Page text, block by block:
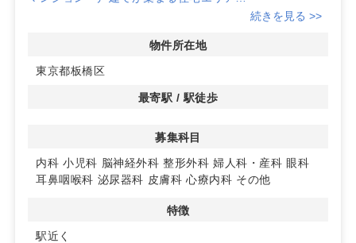
バス停も近く、徒歩・自転車・バスなど幅広い通院手段に
続きを見る >>
物件所在地
東京都板橋区
最寄駅 / 駅徒歩
募集科目
内科 小児科 脳神経外科 整形外科 婦人科・産科 眼科
耳鼻咽喉科 泌尿器科 皮膚科 心療内科 その他
特徴
駅近く